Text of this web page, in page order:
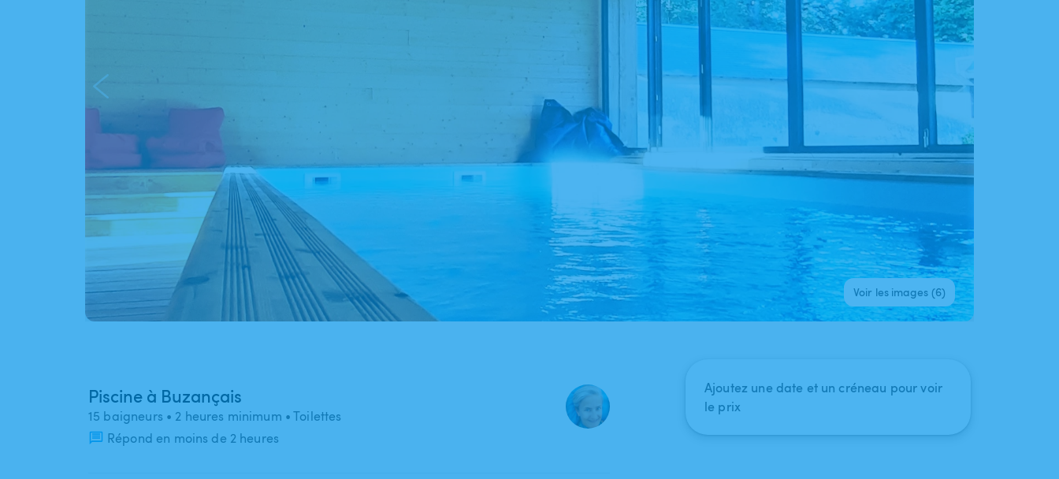
Voir les images (6)
Piscine à Buzançais
15 baigneurs • 2 heures minimum • Toilettes
Répond en moins de 2 heures
Ajoutez une date et un créneau pour voir
le prix